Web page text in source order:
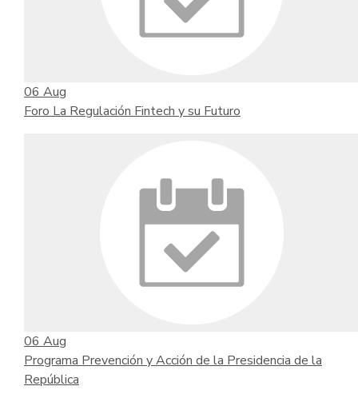
06 Aug
Foro La Regulación Fintech y su Futuro
06 Aug
Programa Prevención y Acción de la Presidencia de la
República